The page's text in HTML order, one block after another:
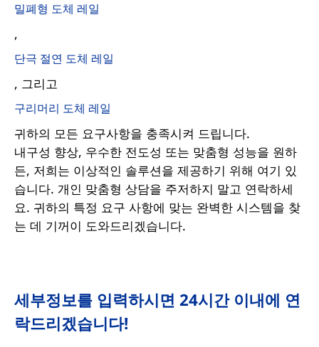
밀폐형 도체 레일
,
단극 절연 도체 레일
, 그리고
구리머리 도체 레일
귀하의 모든 요구사항을 충족시켜 드립니다.
내구성 향상, 우수한 전도성 또는 맞춤형 성능을 원하
든, 저희는 이상적인 솔루션을 제공하기 위해 여기 있
습니다. 개인 맞춤형 상담을 주저하지 말고 연락하세
요. 귀하의 특정 요구 사항에 맞는 완벽한 시스템을 찾
는 데 기꺼이 도와드리겠습니다.
세부정보를 입력하시면 24시간 이내에 연
락드리겠습니다!